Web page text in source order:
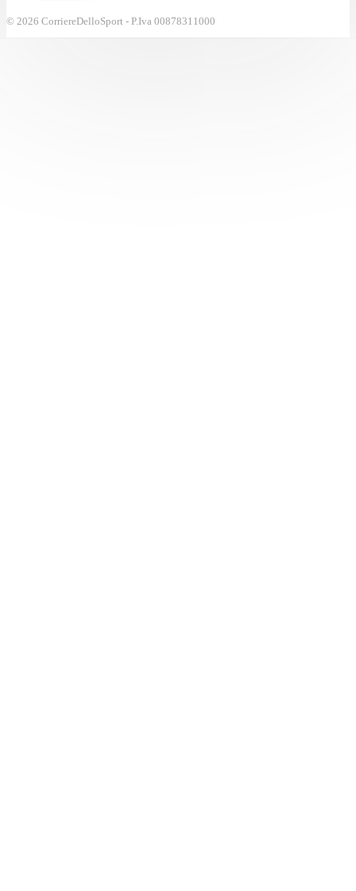
© 2026 CorriereDelloSport - P.Iva 00878311000